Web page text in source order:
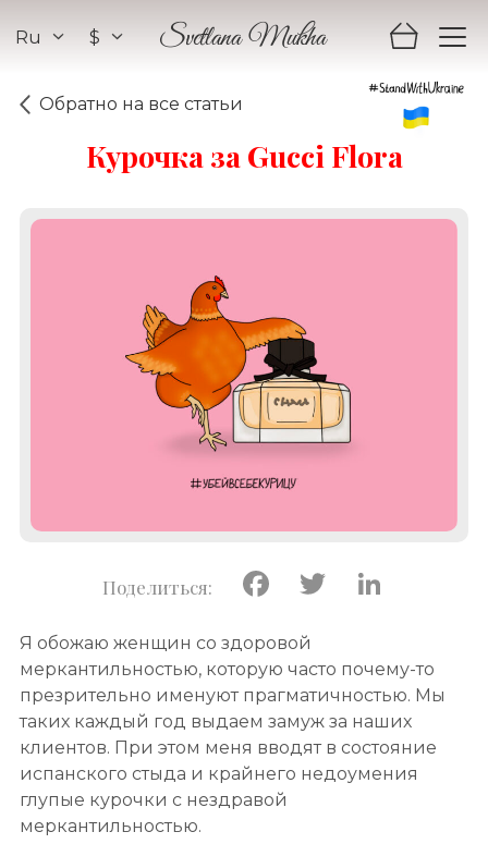
Svetlana Mukha
$
Ru
Обратно на все статьи
Курочка за Gucci Flora
Facebook
Twitter
Я обожаю женщин со здоровой
меркантильностью, которую часто почему-то
презрительно именуют прагматичностью. Мы
таких каждый год выдаем замуж за наших
клиентов. При этом меня вводят в состояние
испанского стыда и крайнего недоумения
глупые курочки с нездравой
меркантильностью.